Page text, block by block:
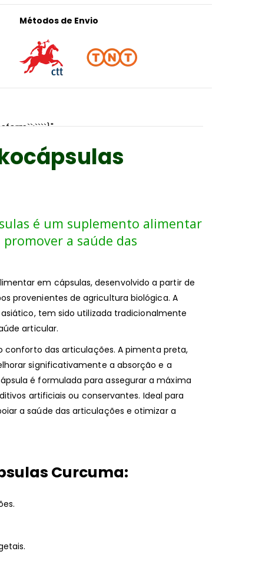
Métodos de Envio
é um suplemento alimentar
a saúde das
em cápsulas, desenvolvido a partir de
provenientes de agricultura biológica. A
tem sido utilizada tradicionalmente
articular.
conforto das articulações. A pimenta preta,
significativamente a absorção e a
é formulada para assegurar a máxima
artificiais ou conservantes. Ideal para
a saúde das articulações e otimizar a
Curcuma: